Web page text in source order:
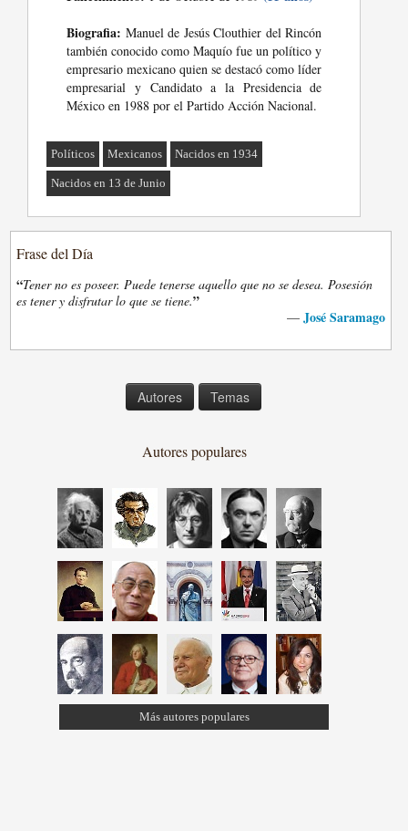
Biografia: Manuel de Jesús Clouthier del Rincón
también conocido como Maquío fue un político y
empresario mexicano quien se destacó como líder
empresarial y Candidato a la Presidencia de
México en 1988 por el Partido Acción Nacional.
Políticos Mexicanos Nacidos en 1934
Nacidos en 13 de Junio
Frase del Día
“Tener no es poseer. Puede tenerse aquello que no se desea. Posesión
es tener y disfrutar lo que se tiene.”
— José Saramago
Autores Temas
Autores populares
Más autores populares